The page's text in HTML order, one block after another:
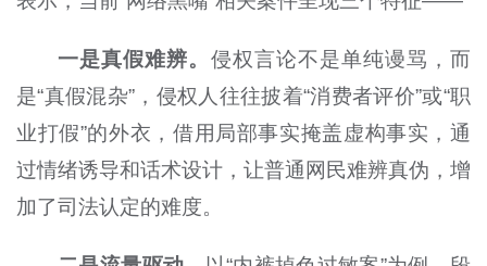
一是真假难辨。 侵权言论不是单纯谩骂，而
是“真假混杂”，侵权人往往披着“消费者评价”或“职
业打假”的外衣，借用局部事实掩盖虚构事实，通
过情绪诱导和话术设计，让普通网民难辨真伪，增
加了司法认定的难度。